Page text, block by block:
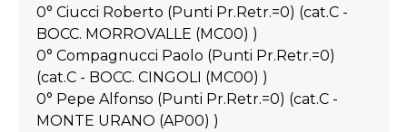
0° Ciucci Roberto (Punti Pr.Retr.=0) (cat.C -
BOCC. MORROVALLE (MC00) )
0° Compagnucci Paolo (Punti Pr.Retr.=0)
(cat.C - BOCC. CINGOLI (MC00) )
0° Pepe Alfonso (Punti Pr.Retr.=0) (cat.C -
MONTE URANO (AP00) )